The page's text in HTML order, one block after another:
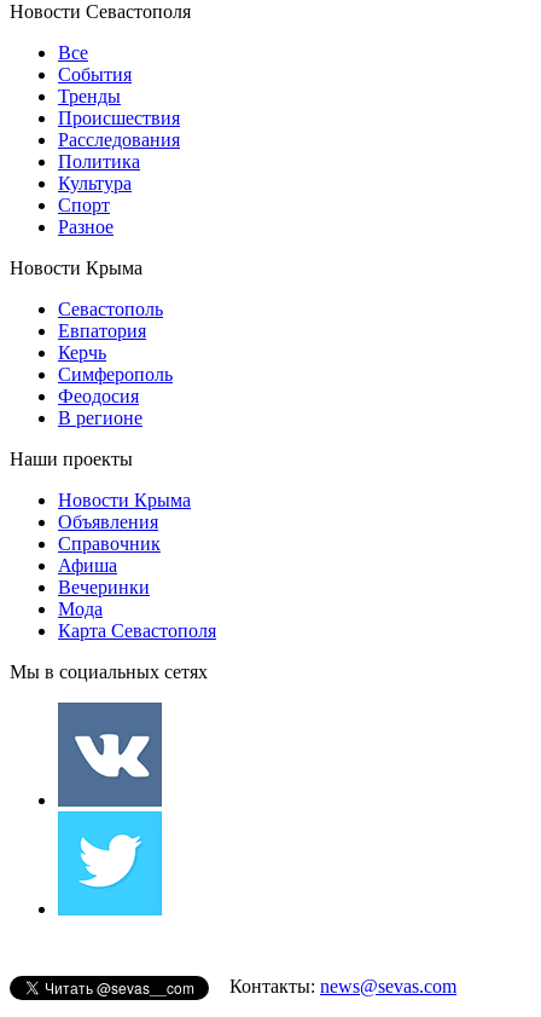
Новости Севастополя
Все
События
Тренды
Происшествия
Расследования
Политика
Культура
Спорт
Разное
Новости Крыма
Севастополь
Евпатория
Керчь
Симферополь
Феодосия
В регионе
Наши проекты
Новости Крыма
Объявления
Справочник
Афиша
Вечеринки
Мода
Карта Севастополя
Мы в социальных сетях
Контакты: news@sevas.com